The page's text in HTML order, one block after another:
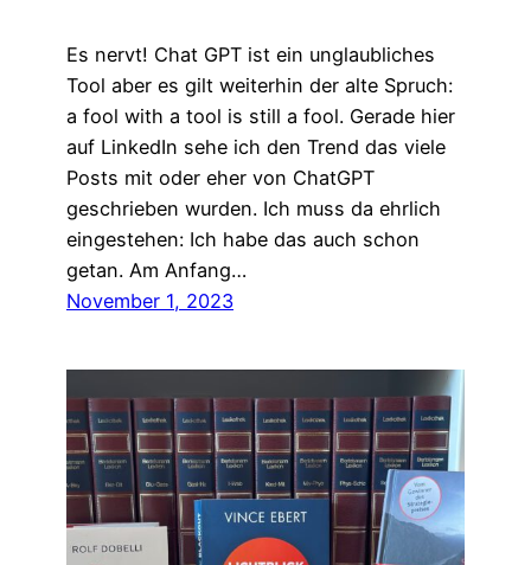
Es nervt! Chat GPT ist ein unglaubliches
Tool aber es gilt weiterhin der alte Spruch:
a fool with a tool is still a fool. Gerade hier
auf LinkedIn sehe ich den Trend das viele
Posts mit oder eher von ChatGPT
geschrieben wurden. Ich muss da ehrlich
eingestehen: Ich habe das auch schon
getan. Am Anfang…
November 1, 2023